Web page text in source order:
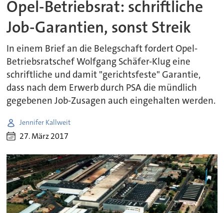
Opel-Betriebsrat: schriftliche
Job-Garantien, sonst Streik
In einem Brief an die Belegschaft fordert Opel-
Betriebsratschef Wolfgang Schäfer-Klug eine
schriftliche und damit "gerichtsfeste" Garantie,
dass nach dem Erwerb durch PSA die mündlich
gegebenen Job-Zusagen auch eingehalten werden.
Jennifer Kallweit
27. März 2017